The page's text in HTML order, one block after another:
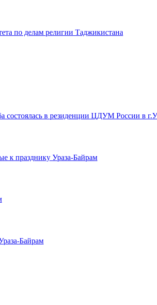
по делам религии Таджикистана
состоялась в резиденции ЦДУМ России в
к празднику Ураза-Байрам
Байрам